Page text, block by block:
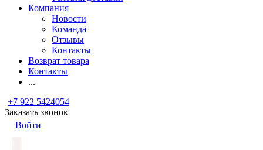
Компания
Новости
Команда
Отзывы
Контакты
Возврат товара
Контакты
...
+7 922 5424054
Заказать звонок
Войти